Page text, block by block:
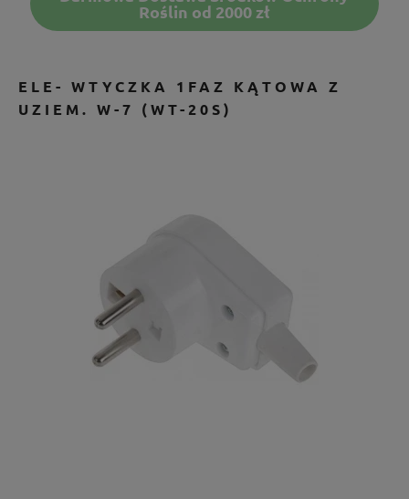
Roślin od 2000 zł
ELE- WTYCZKA 1FAZ KĄTOWA Z
UZIEM. W-7 (WT-20S)